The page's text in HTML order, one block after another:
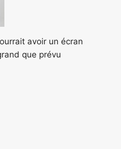
avoir un écran
que prévu